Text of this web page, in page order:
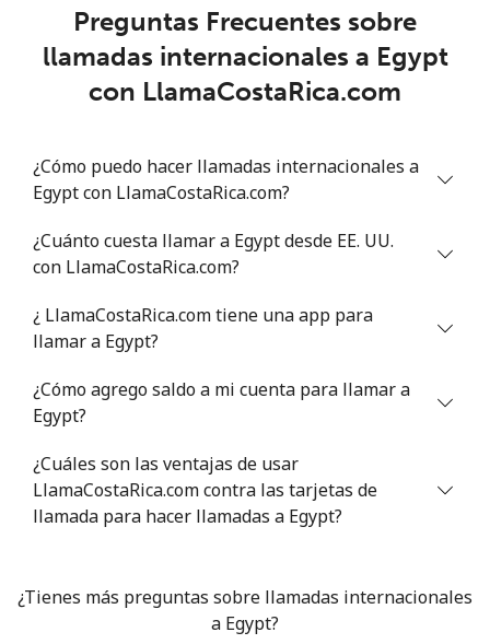
Eritrea
Línea fija ⁦26.9p⁩
18 min por
Celular ⁦26.9p⁩
18 min por
Estonia
Línea fija ⁦1.5p⁩
333 min por
⁦£5⁩
Celular ⁦37.5p⁩
13 min por
⁦£5⁩
Eswatini
Línea fija ⁦20.5p⁩
24 min por
Celular ⁦16.9p⁩
29 min por
⁦30p⁩
Preguntas Frecuentes sobre
llamadas internacionales a Egypt
con LlamaCostaRica.com
¿Cómo puedo hacer llamadas internacionales a
Egypt con LlamaCostaRica.com?
¿Cuánto cuesta llamar a Egypt desde EE. UU.
con LlamaCostaRica.com?
¿ LlamaCostaRica.com tiene una app para
llamar a Egypt?
¿Cómo agrego saldo a mi cuenta para llamar a
Egypt?
¿Cuáles son las ventajas de usar
LlamaCostaRica.com contra las tarjetas de
llamada para hacer llamadas a Egypt?
¿Tienes más preguntas sobre llamadas internacionales
a Egypt?